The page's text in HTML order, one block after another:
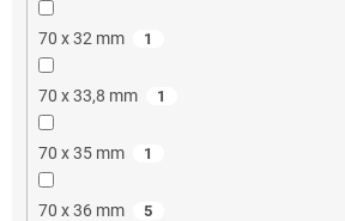
70 x 32 mm 1
70 x 33,8 mm 1
70 x 35 mm 1
70 x 36 mm 5